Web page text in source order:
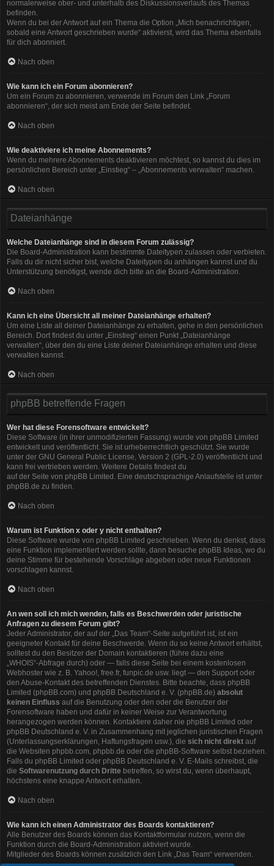
normalerweise ober- und unterhalb des Diskussionsverlaufs des Themas
befinden.
Wenn du bei der Antwort auf ein Thema die Option „Mich benachrichtigen,
sobald eine Antwort geschrieben wurde“ aktivierst, wird das Thema ebenfalls
für dich abonniert.
Nach oben
Wie kann ich ein Forum abonnieren?
Um ein Forum zu abonnieren, verwende im Forum den Link „Forum
abonnieren“, der sich meist am Ende der Seite befindet.
Nach oben
Wie deaktiviere ich meine Abonnements?
Wenn du mehrere Abonnements deaktivieren möchtest, so kannst du dies im
persönlichen Bereich unter „Einstieg“ – „Abonnements verwalten“ machen.
Nach oben
Dateianhänge
Welche Dateianhänge sind in diesem Forum zulässig?
Die Board-Administration kann bestimmte Dateitypen zulassen oder verbieten.
Falls du dir nicht sicher bist, welche Dateitypen du anhängen kannst und du
Unterstützung benötigst, wende dich bitte an die Board-Administration.
Nach oben
Kann ich eine Übersicht all meiner Dateianhänge erhalten?
Um eine Liste all deiner Dateianhänge zu erhalten, gehe in den persönlichen
Bereich. Dort findest du unter „Einstieg“ einen Punkt „Dateianhänge
verwalten“, über den du eine Liste deiner Dateianhänge erhalten und diese
verwalten kannst.
Nach oben
phpBB betreffende Fragen
Wer hat diese Forensoftware entwickelt?
Diese Software (in ihrer unmodifizierten Fassung) wurde von phpBB Limited
entwickelt und veröffentlicht. Sie ist urheberrechtlich geschützt. Sie wurde
unter der GNU General Public License, Version 2 (GPL-2.0) veröffentlicht und
kann frei vertrieben werden. Weitere Details findest du
auf der Seite von phpBB Limited . Eine deutschsprachige Anlaufstelle ist unter
phpBB.de zu finden.
Nach oben
Warum ist Funktion x oder y nicht enthalten?
Diese Software wurde von phpBB Limited geschrieben. Wenn du denkst, dass
eine Funktion implementiert werden sollte, dann besuche phpBB Ideas, wo du
deine Stimme für bestehende Vorschläge abgeben oder neue Funktionen
vorschlagen kannst.
Nach oben
An wen soll ich mich wenden, falls es Beschwerden oder juristische
Anfragen zu diesem Forum gibt?
Jeder Administrator, der auf der „Das Team“-Seite aufgeführt ist, ist ein
geeigneter Kontakt für deine Beschwerde. Wenn du so keine Antwort erhältst,
solltest du den Besitzer der Domain kontaktieren (führe dazu eine
„WHOIS“-Abfrage durch) oder — falls diese Seite bei einem kostenlosen
Webhoster wie z. B. Yahoo!, free.fr, funpic.de usw. liegt — den Support oder
den Abuse-Kontakt des betreffenden Dienstes. Bitte beachte, dass phpBB
Limited (phpBB.com) und phpBB Deutschland e. V. (phpBB.de) absolut
keinen Einfluss auf die Benutzung oder den oder die Benutzer der
Forensoftware haben und dafür in keiner Weise zur Verantwortung
herangezogen werden können. Kontaktiere daher nie phpBB Limited oder
phpBB Deutschland e. V. in Zusammenhang mit jeglichen juristischen Fragen
(Unterlassungserklärungen, Haftungsfragen usw.), die sich nicht direkt auf
die Websiten phpbb.com, phpbb.de oder die phpBB-Software selbst beziehen.
Falls du phpBB Limited oder phpBB Deutschland e. V. E-Mails schreibst, die
die Softwarenutzung durch Dritte betreffen, so wirst du, wenn überhaupt,
höchstens eine knappe Antwort erhalten.
Nach oben
Wie kann ich einen Administrator des Boards kontaktieren?
Alle Benutzer des Boards können das Kontaktformular nutzen, wenn die
Funktion durch die Board-Administration aktiviert wurde.
Mitglieder des Boards können zusätzlich den Link „Das Team“ verwenden.